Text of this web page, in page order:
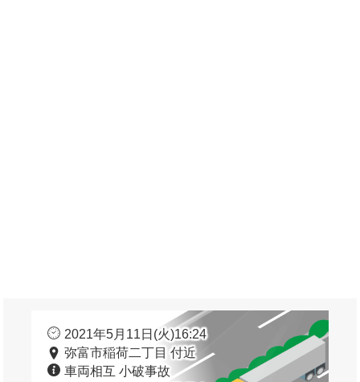
2021年5月11日(火)16:24
弥富市稲荷二丁目 付近
車両相互 小破事故